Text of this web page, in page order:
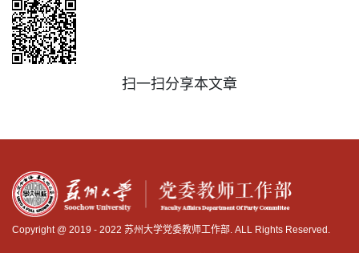
扫一扫分享本文章
Copyright @ 2019 - 2022 苏州大学党委教师工作部. ALL Rights Reserved.